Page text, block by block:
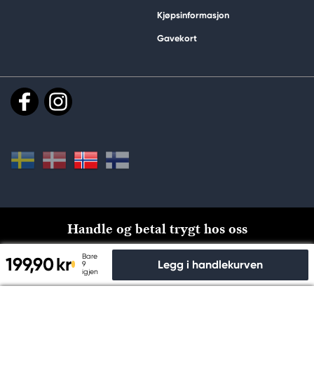
199,90 kr
Bare
9
igjen
Legg i handlekurven
Kjøpsinformasjon
Gavekort
Handle og betal trygt hos oss